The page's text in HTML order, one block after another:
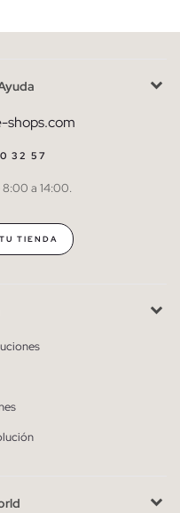
cualquier momento.
shops.com
32 57
8:00 a 14:00.
TIENDA